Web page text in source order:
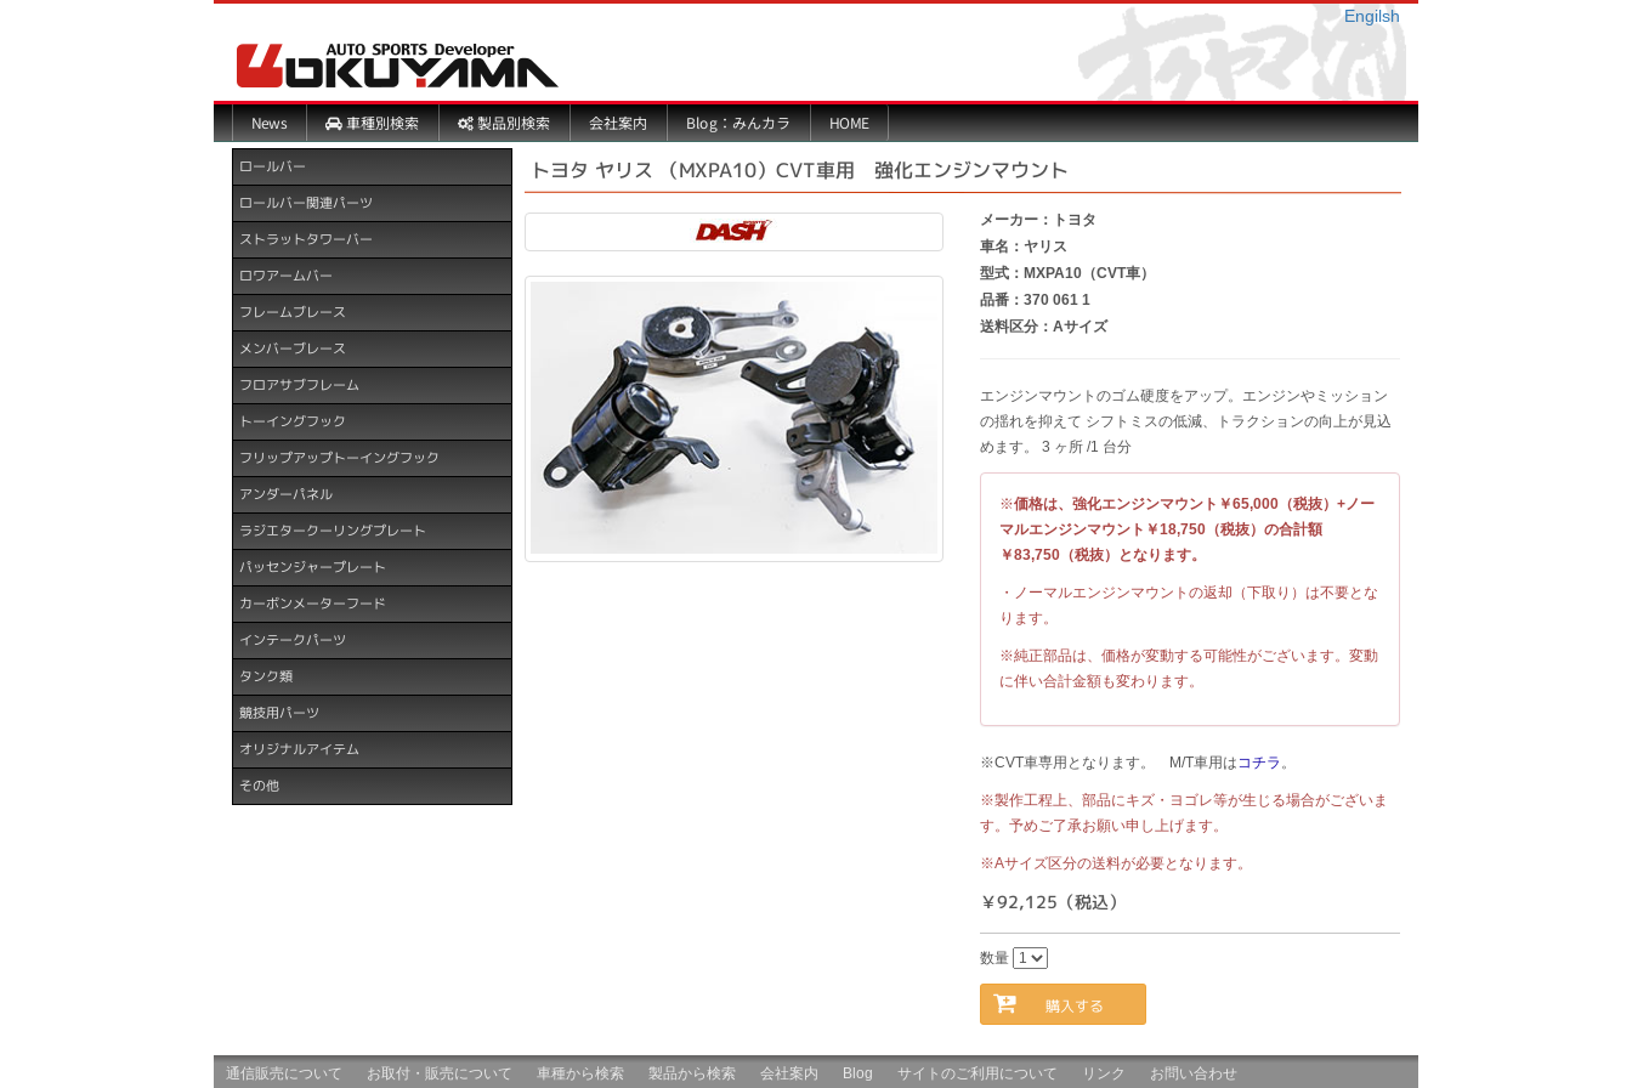
Engilsh
News 車種別検索 製品別検索 会社案内 Blog：みんカラ HOME
トヨタ ヤリス （MXPA10）CVT車用 強化エンジンマウント
メーカー：トヨタ
車名：ヤリス
型式：MXPA10（CVT車）
品番：370 061 1
送料区分：Aサイズ
エンジンマウントのゴム硬度をアップ。エンジンやミッション
の揺れを抑えて シフトミスの低減、トラクションの向上が見込
めます。 3 ヶ所 /1 台分
※価格は、強化エンジンマウント￥65,000（税抜）+ノー
マルエンジンマウント￥18,750（税抜）の合計額
￥83,750（税抜）となります。
・ノーマルエンジンマウントの返却（下取り）は不要とな
ります。
※純正部品は、価格が変動する可能性がございます。変動
に伴い合計金額も変わります。
※CVT車専用となります。 M/T車用はコチラ 。
※製作工程上、部品にキズ・ヨゴレ等が生じる場合がございま
す。予めご了承お願い申し上げます。
※Aサイズ区分の送料が必要となります。
￥92,125（税込）
数量
購入する
ロールバー
ロールバー関連パーツ
ストラットタワーバー
ロワアームバー
フレームブレース
メンバーブレース
フロアサブフレーム
トーイングフック
フリップアップトーイングフック
アンダーパネル
ラジエタークーリングプレート
パッセンジャープレート
カーボンメーターフード
インテークパーツ
タンク類
競技用パーツ
オリジナルアイテム
その他
通信販売について お取付・販売について 車種から検索 製品から検索 会社案内 Blog サイトのご利用について リンク お問い合わせ